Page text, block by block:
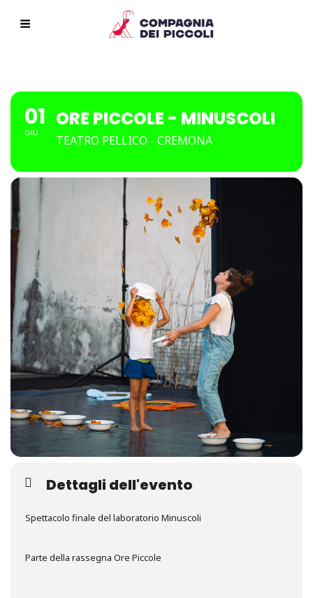
01
GIU
ORE PICCOLE - MINUSCOLI
TEATRO PELLICO - CREMONA
Dettagli dell'evento
Spettacolo finale del laboratorio Minuscoli
Parte della rassegna Ore Piccole